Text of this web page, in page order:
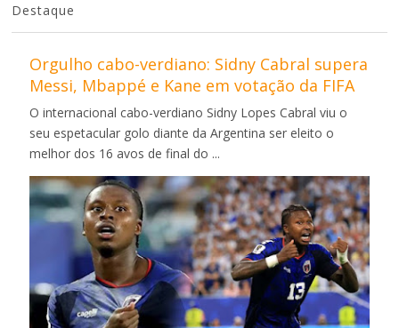
Destaque
Orgulho cabo-verdiano: Sidny Cabral supera
Messi, Mbappé e Kane em votação da FIFA
O internacional cabo-verdiano Sidny Lopes Cabral viu o
seu espetacular golo diante da Argentina ser eleito o
melhor dos 16 avos de final do ...